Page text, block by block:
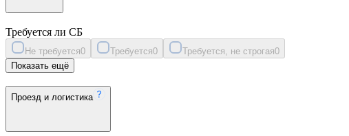
Требуется ли СБ
Не требуется0 Требуется0 Требуется, не строгая0
Показать ещё
Проезд и логистика